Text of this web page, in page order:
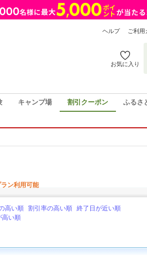
ヘルプ ご利用
お気に入り
キャンプ場 割引クーポン ふるさ
ン利用可能
高い順 割引率の高い順 終了日が近い順
高い順